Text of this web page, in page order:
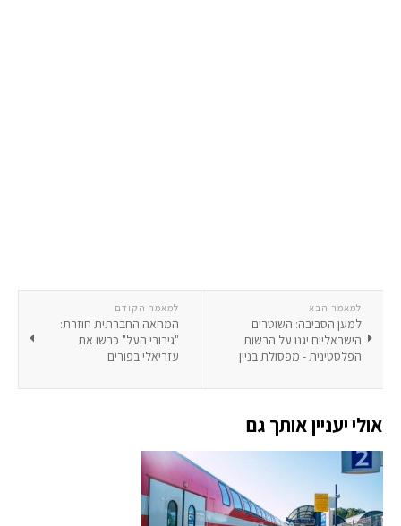
למאמר הקודם
המחאה החברתית חוזרת:
"גיבורי העל" כבשו את
עזריאלי בפורים
למאמר הבא
למען הסביבה: השוטרים
הישראליים יגנו על הרשות
הפלסטינית - מפסולת בניין
אולי יעניין אותך גם